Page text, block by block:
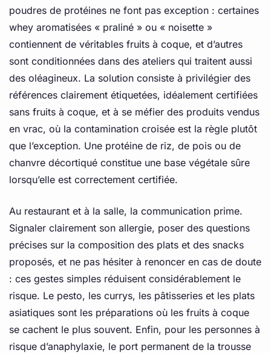
poudres de protéines ne font pas exception : certaines
whey aromatisées « praliné » ou « noisette »
contiennent de véritables fruits à coque, et d’autres
sont conditionnées dans des ateliers qui traitent aussi
des oléagineux. La solution consiste à privilégier des
références clairement étiquetées, idéalement certifiées
sans fruits à coque, et à se méfier des produits vendus
en vrac, où la contamination croisée est la règle plutôt
que l’exception. Une protéine de riz, de pois ou de
chanvre décortiqué constitue une base végétale sûre
lorsqu’elle est correctement certifiée.
Au restaurant et à la salle, la communication prime.
Signaler clairement son allergie, poser des questions
précises sur la composition des plats et des snacks
proposés, et ne pas hésiter à renoncer en cas de doute
: ces gestes simples réduisent considérablement le
risque. Le pesto, les currys, les pâtisseries et les plats
asiatiques sont les préparations où les fruits à coque
se cachent le plus souvent. Enfin, pour les personnes à
risque d’anaphylaxie, le port permanent de la trousse